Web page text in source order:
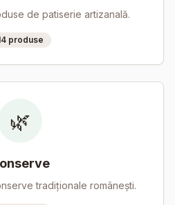
de patiserie artizanală.
produse
🌿
tradiționale românești.